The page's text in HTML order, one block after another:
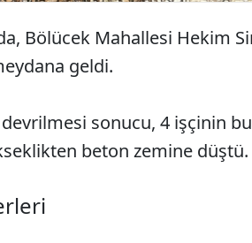
Bölücek Mahallesi Hekim
geldi.
sonucu, 4 işçinin
beton zemine düştü.